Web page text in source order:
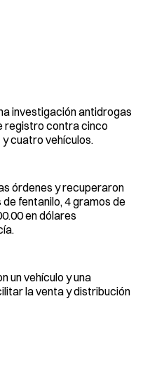
investigación antidrogas
registro contra cinco
cuatro vehículos.
órdenes y recuperaron
fentanilo, 4 gramos de
en dólares
un vehículo y una
la venta y distribución